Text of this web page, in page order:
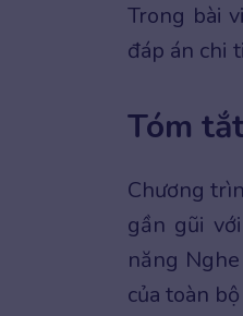
Trong bài
đáp án chi
Tóm
Chương
gần gũi
năng
của toàn